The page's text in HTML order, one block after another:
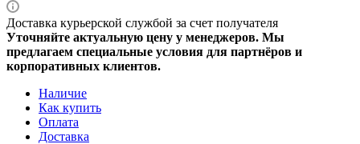
Доставка курьерской службой за счет получателя
Уточняйте актуальную цену у менеджеров. Мы
предлагаем специальные условия для партнёров и
корпоративных клиентов.
Наличие
Как купить
Оплата
Доставка